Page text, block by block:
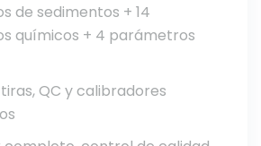
de sedimentos + 14
químicos + 4 parámetros
QC y calibradores